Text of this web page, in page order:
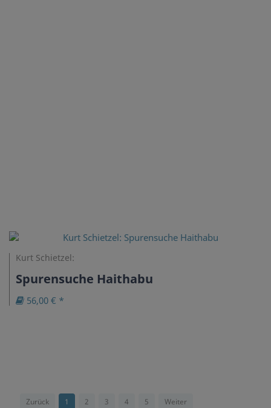
Kurt Schietzel:
Spurensuche Haithabu
56,00 € *
Zurück 1 2 3 4 5 Weiter